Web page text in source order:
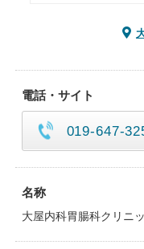
電話・サイト
019-647-
名称
大屋内科胃腸科クリニ